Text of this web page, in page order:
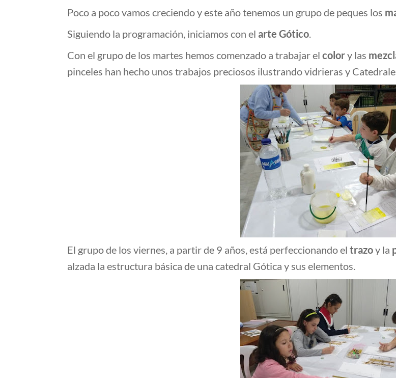
Poco a poco vamos creciendo y este año tenemos un grupo de peques los
Siguiendo la programación, iniciamos con el arte Gótico.
Con el grupo de los martes hemos comenzado a trabajar el colory las
pinceles han hecho unos trabajos preciosos ilustrando vidrieras y
El grupo de los viernes, a partir de 9 años, está perfeccionando el trazoy la
alzada la estructura básica de una catedral Gótica y sus elementos.